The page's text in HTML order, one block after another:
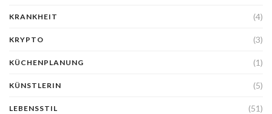
KRANKHEIT (4)
KRYPTO (3)
KÜCHENPLANUNG (1)
KÜNSTLERIN (5)
LEBENSSTIL (51)